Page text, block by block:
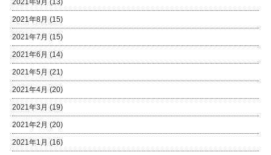
2021年9月 (13)
2021年8月 (15)
2021年7月 (15)
2021年6月 (14)
2021年5月 (21)
2021年4月 (20)
2021年3月 (19)
2021年2月 (20)
2021年1月 (16)